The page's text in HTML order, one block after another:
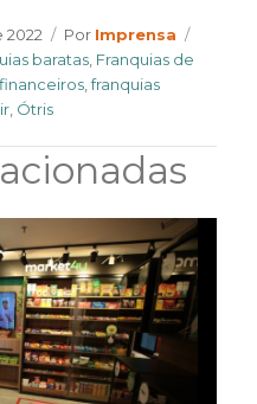
2022 Por Author
Imprensa
baratas Franquias de
,franquias
Ótris